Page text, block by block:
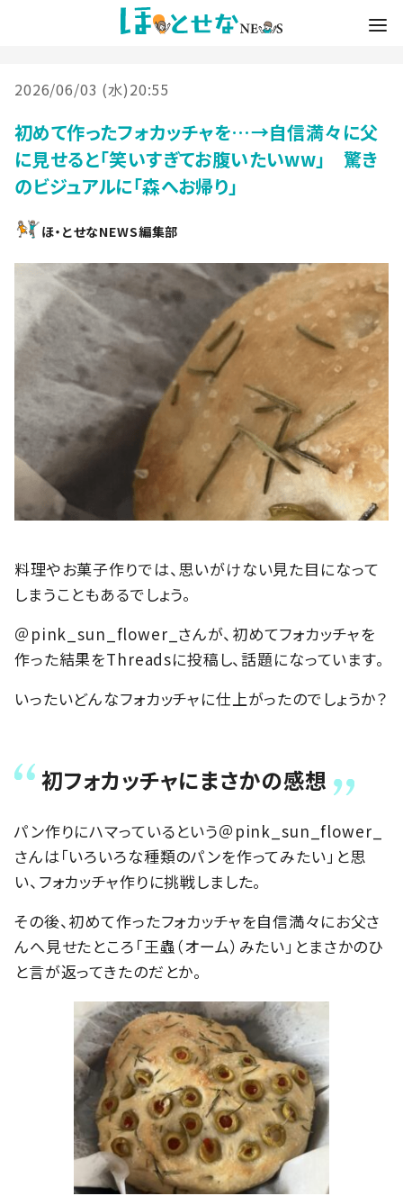
2026/06/03 (水)20:55
初めて作ったフォカッチャを…→自信満々に父
に見せると「笑いすぎてお腹いたいww」 驚き
のビジュアルに「森へお帰り」
ほ・とせなNEWS編集部
料理やお菓子作りでは、思いがけない見た目になって
しまうこともあるでしょう。
＠pink_sun_flower_さんが、初めてフォカッチャを
作った結果をThreadsに投稿し、話題になっています。
いったいどんなフォカッチャに仕上がったのでしょうか？
初フォカッチャにまさかの感想
パン作りにハマっているという＠pink_sun_flower_
さんは「いろいろな種類のパンを作ってみたい」と思
い、フォカッチャ作りに挑戦しました。
その後、初めて作ったフォカッチャを自信満々にお父さ
んへ見せたところ「王蟲（オーム）みたい」とまさかのひ
と言が返ってきたのだとか。